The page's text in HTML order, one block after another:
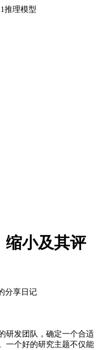
推理模型
缩小及其评
分享日记
研发团队，确定一个合适
一个好的研究主题不仅能